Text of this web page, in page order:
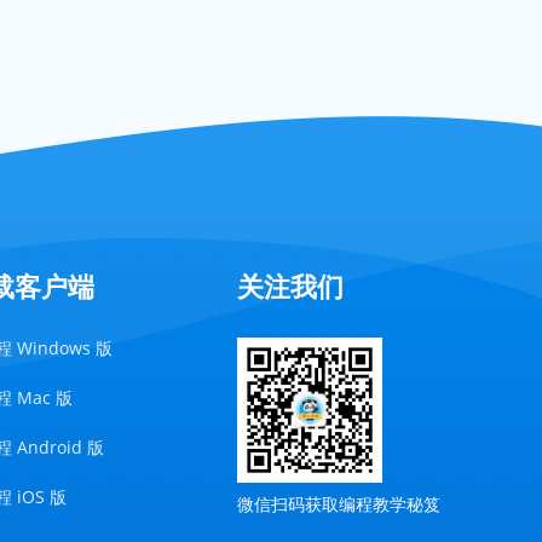
客户端
Windows 版
Mac 版
Android 版
iOS 版
关注我们
微信扫码获取编程教学秘笈